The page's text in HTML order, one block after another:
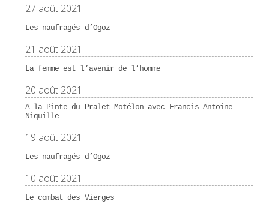
27 août 2021
Les naufragés d’Ogoz
21 août 2021
La femme est l’avenir de l’homme
20 août 2021
A la Pinte du Pralet Motélon avec Francis Antoine
Niquille
19 août 2021
Les naufragés d’Ogoz
10 août 2021
Le combat des Vierges